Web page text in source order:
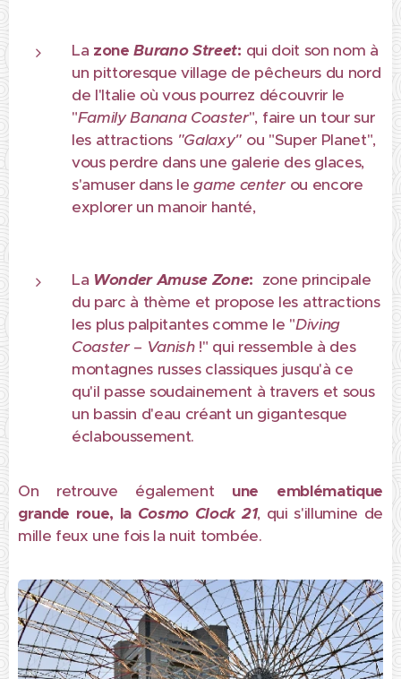
La zone Burano Street: qui doit son nom à
un pittoresque village de pêcheurs du nord
de l'Italie où vous pourrez découvrir le
"Family Banana Coaster", faire un tour sur
les attractions "Galaxy" ou "Super Planet",
vous perdre dans une galerie des glaces,
s'amuser dans legame centerou encore
explorer un manoir hanté,
La Wonder Amuse Zone: zone principale
du parc à thème et propose les attractions
les plus palpitantes comme le "Diving
Coaster – Vanish!" qui ressemble à des
montagnes russes classiques jusqu'à ce
qu'il passe soudainement à travers et sous
un bassin d'eau créant un gigantesque
éclaboussement.
On retrouve également une emblématique
grande roue, la Cosmo Clock 21, qui s'illumine de
mille feux une fois la nuit tombée.